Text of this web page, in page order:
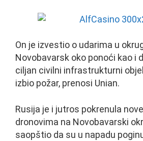
On je izvestio o udarima u
Novobavarsk oko ponoći kao i
ciljan civilni infrastrukturni
izbio požar, prenosi Unian.
Rusija je i jutros pokrenula
dronovima na Novobavarski
saopštio da su u napadu